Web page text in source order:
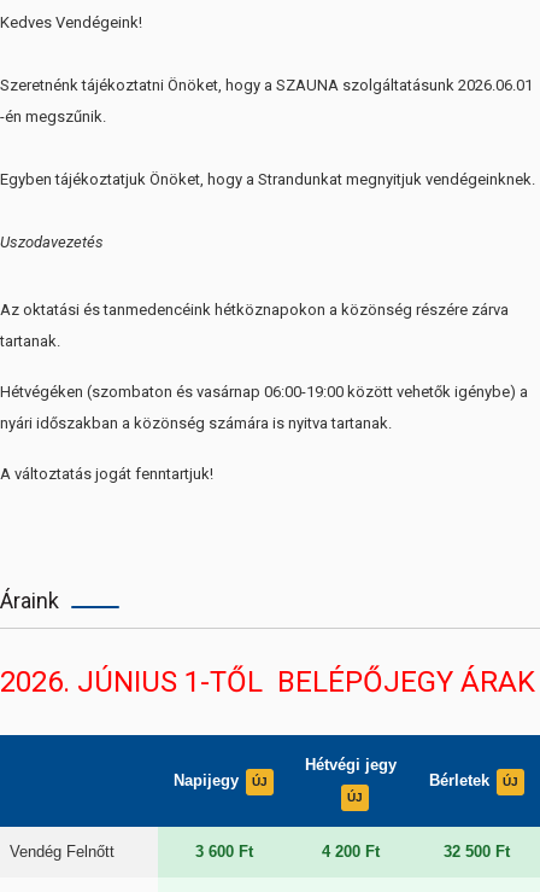
Kedves Vendégeink!
Szeretnénk tájékoztatni Önöket, hogy a SZAUNA szolgáltatásunk 2026.06.01
-én megszűnik.
Egyben tájékoztatjuk Önöket, hogy a Strandunkat megnyitjuk vendégeinknek.
Uszodavezetés
Az oktatási és tanmedencéink hétköznapokon a közönség részére zárva
tartanak.
Hétvégéken (szombaton és vasárnap 06:00-19:00 között vehetők igénybe) a
nyári időszakban a közönség számára is nyitva tartanak.
A változtatás jogát fenntartjuk!
Áraink
2026. JÚNIUS 1-TŐL BELÉPŐJEGY ÁRAK
Napijegy
Hétvégi jegy
Bérletek
Vendég Felnőtt 3 600 Ft 4 200 Ft 32 500 Ft